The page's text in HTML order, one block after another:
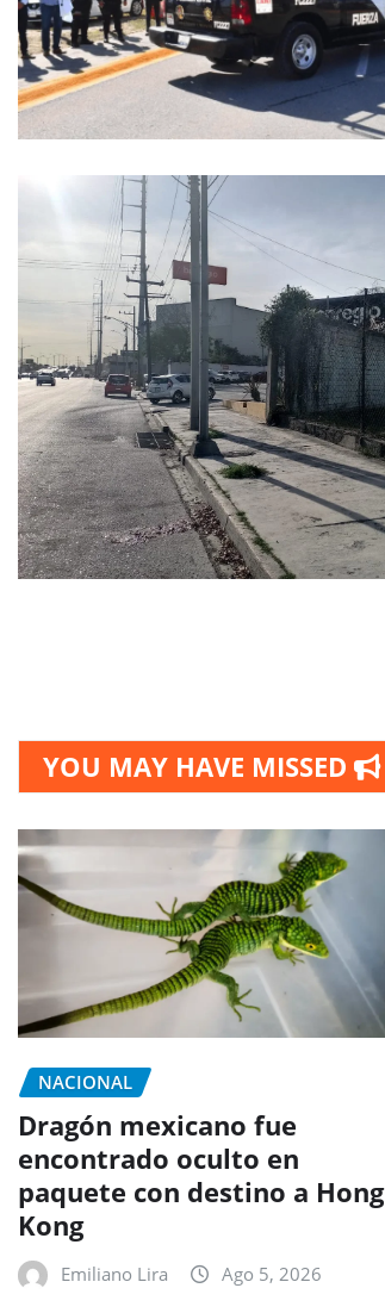
entradas
YOU MAY HAVE MISSED
NACIONAL
Dragón mexicano fue
encontrado oculto en
paquete con destino a Hong
Kong
Emiliano Lira Ago 5, 2026